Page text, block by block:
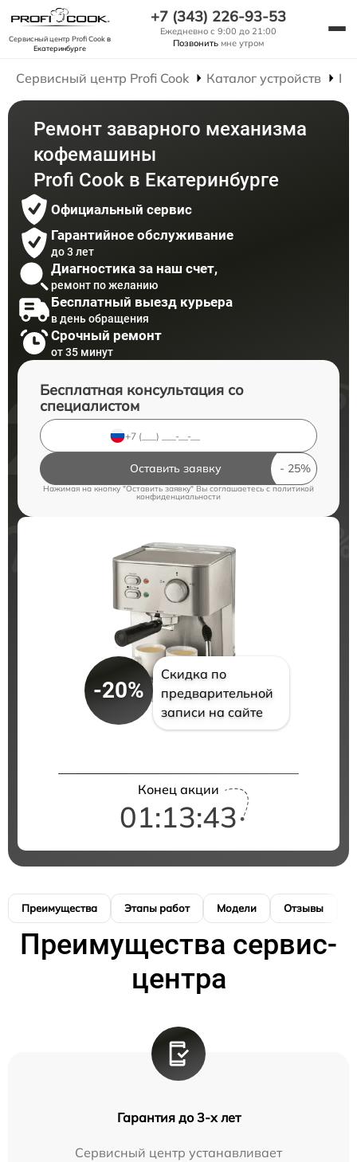
Сервисный центр Profi Cookв
Екатеринбурге
+7 (343) 226-93-53
Ежедневно с 9:00 до 21:00
Позвонить мне утром
Сервисный центр Profi Cook Каталог устройств
Ремонт заварного механизма
кофемашины
Profi Cook в Екатеринбурге
Официальный сервис
Гарантийное обслуживание
до 3 лет
Диагностика за наш счет,
ремонт по желанию
Бесплатный выезд курьера
в день обращения
Срочный ремонт
от 35 минут
Бесплатная консультация со
специалистом
Оставить заявку
Нажимая на кнопку "Оставить заявку" Вы соглашаетесь c политикой
конфиденциальности
-20%
Скидка по
предварительной
записи на сайте
Конец акции
01:13:43
Преимущества Этапы работ Модели Отзывы
Преимущества сервис-
центра
Гарантия до 3-х лет
Сервисный центр устанавливает